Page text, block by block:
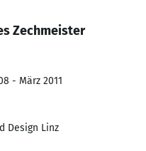
Zechmeister
- März 2011
Design Linz